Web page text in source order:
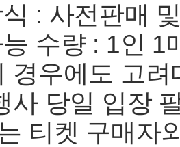
: 사전판매
수량 : 1인 1
경우에도 고
사 당일 입장
티켓 구매자